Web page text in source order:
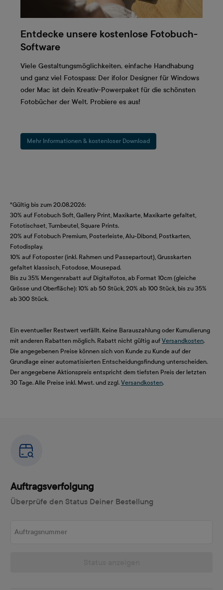
Entdecke unsere kostenlose Fotobuch-
Software
Viele Gestaltungsmöglichkeiten, einfache Handhabung
und ganz viel Fotospass: Der ifolor Designer für Windows
oder Mac ist dein Kreativ-Powerpaket für die schönsten
Fotobücher der Welt. Probiere es aus!
Mehr Informationen & kostenloser Download
*Gültig bis zum 20.08.2026:
30% auf Fotobuch Soft, Gallery Print, Maxikarte, Maxikarte gefaltet,
Fototischset, Turnbeutel, Square Prints.
20% auf Fotobuch Premium, Posterleiste, Alu-Dibond, Postkarten,
Fotodisplay.
10% auf Fotoposter (inkl. Rahmen und Passepartout), Grusskarten
gefaltet klassisch, Fotodose, Mousepad.
Bis zu 35% Mengenrabatt auf Digitalfotos, ab Format 10cm (gleiche
Grösse und Oberfläche): 10% ab 50 Stück, 20% ab 100 Stück, bis zu 35%
ab 300 Stück.
Ein eventueller Restwert verfällt. Keine Barauszahlung oder Kumulierung
mit anderen Rabatten möglich. Rabatt nicht gültig auf Versandkosten.
Die angegebenen Preise können sich von Kunde zu Kunde auf der
Grundlage einer automatisierten Entscheidungsfindung unterscheiden.
Der angegebene Aktionspreis entspricht dem tiefsten Preis der letzten
30 Tage. Alle Preise inkl. Mwst. und zzgl. Versandkosten.
Auftragsverfolgung
Überprüfe den Status Deiner Bestellung